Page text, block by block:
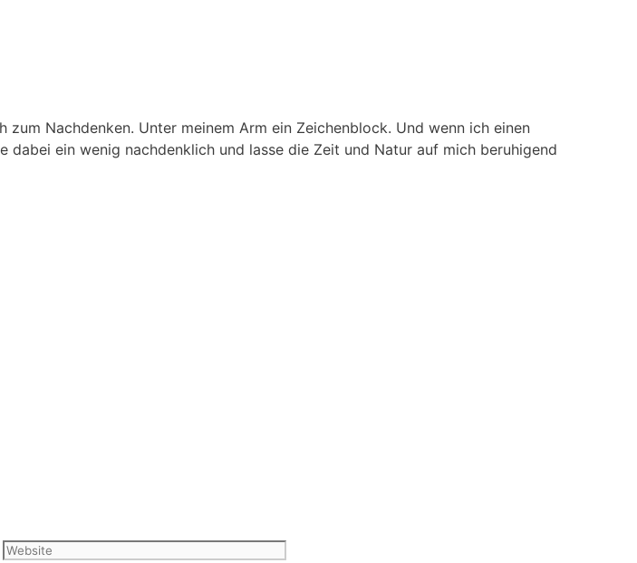
Nachdenken. Unter meinem Arm ein Zeichenblock. Und wenn ich einen
ein wenig nachdenklich und lasse die Zeit und Natur auf mich beruhigend
Website